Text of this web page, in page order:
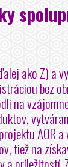
ako Z) a
bez
na
AOR
tiež na